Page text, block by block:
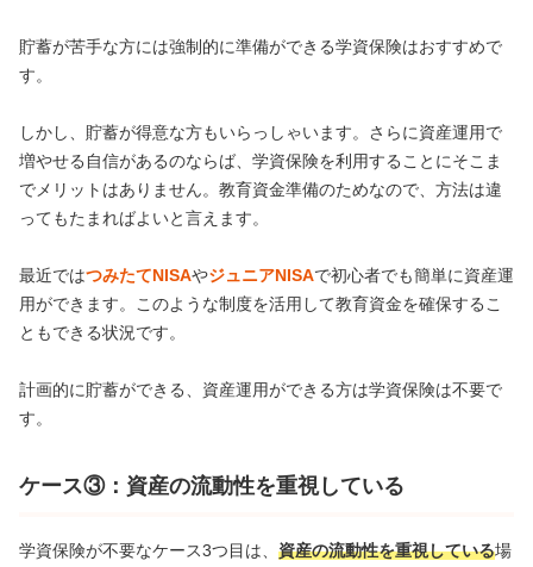
貯蓄が苦手な方には強制的に準備ができる学資保険はおすすめで
す。
しかし、貯蓄が得意な方もいらっしゃいます。さらに資産運用で
増やせる自信があるのならば、学資保険を利用することにそこま
でメリットはありません。教育資金準備のためなので、方法は違
ってもたまればよいと言えます。
最近ではつみたてNISAやジュニアNISAで初心者でも簡単に資産運
用ができます。このような制度を活用して教育資金を確保するこ
ともできる状況です。
計画的に貯蓄ができる、資産運用ができる方は学資保険は不要で
す。
ケース③：資産の流動性を重視している
学資保険が不要なケース3つ目は、 資産の流動性を重視している場